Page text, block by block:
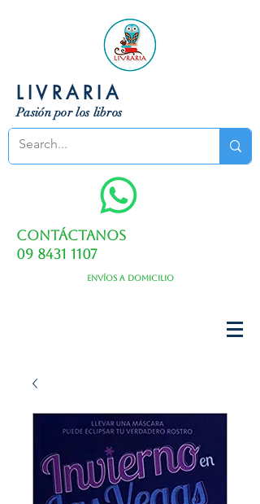
LIVRARIA
Pasión por los libros
Contáctanos
09 8431 1107
Envíos a domicilio